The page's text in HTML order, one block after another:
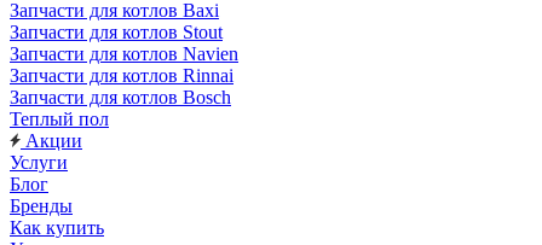
Запчасти для котлов Baxi
Запчасти для котлов Stout
Запчасти для котлов Navien
Запчасти для котлов Rinnai
Запчасти для котлов Bosch
Теплый пол
Акции
Услуги
Блог
Бренды
Как купить